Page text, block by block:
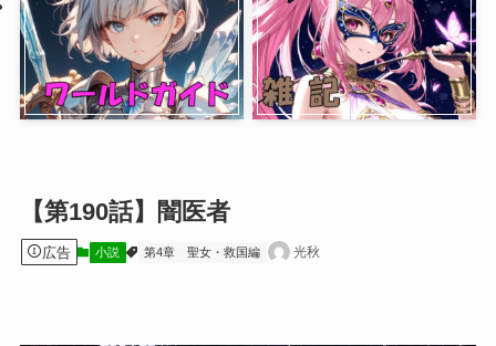
【第190話】闇医者
広告 小説 第4章 聖女・救国編 光秋